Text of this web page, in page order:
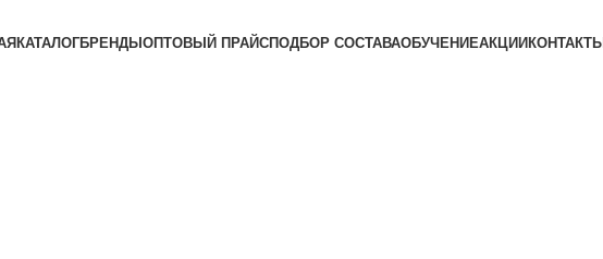
КАТАЛОГБРЕНДЫ ОПТОВЫЙ ПРАЙСПОДБОР СОСТАВАОБУЧЕНИЕАКЦИИ КОНТАКТЫ